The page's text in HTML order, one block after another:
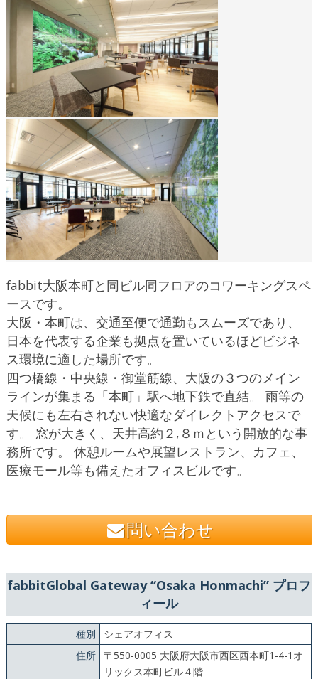
fabbit大阪本町と同ビル同フロアのコワーキングスペ
ースです。
大阪・本町は、交通至便で通勤もスムーズであり、
日本を代表する企業も拠点を置いているほどビジネ
ス環境に適した場所です。
四つ橋線・中央線・御堂筋線、大阪の３つのメイン
ラインが集まる「本町」駅へ地下鉄で直結。 雨等の
天候にも左右されない快適なダイレクトアクセスで
す。 窓が大きく、天井高約２,８ｍという開放的な事
務所です。 休憩ルームや展望レストラン、カフェ、
医療モール等も備えたオフィスビルです。
問い合わせ
fabbitGlobal Gateway “Osaka Honmachi” プロフ
ィール
種別
シェアオフィス
住所
〒550-0005 大阪府大阪市西区西本町1-4-1オ
リックス本町ビル４階